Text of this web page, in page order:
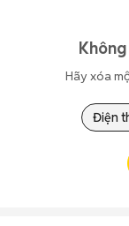
Hãy xóa
Điện